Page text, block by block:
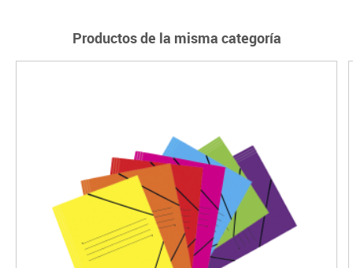
Productos de la misma categoría